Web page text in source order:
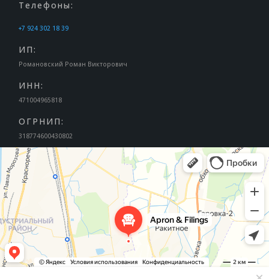
Телефоны:
+7 924 302 18 39
ИП:
Романовский Роман Викторович
ИНН:
471004965818
ОГРНИП:
318774600430802